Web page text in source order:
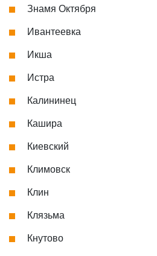
Знамя Октября
Ивантеевка
Икша
Истра
Калининец
Кашира
Киевский
Климовск
Клин
Клязьма
Кнутово